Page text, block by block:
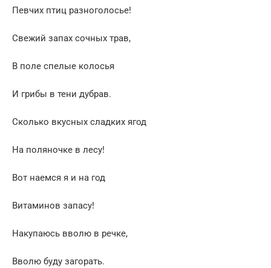
Певчих птиц разноголосье!
Свежий запах сочных трав,
В поле спелые колосья
И грибы в тени дубрав.
Сколько вкусных сладких ягод
На поляночке в лесу!
Вот наемся я и на год
Витаминов запасу!
Накупаюсь вволю в речке,
Вволю буду загорать.